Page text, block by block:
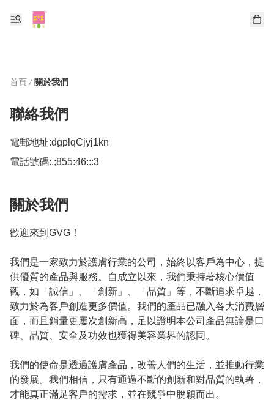
首頁 / 關於我們
聯絡我們
電郵地址:dgplqCjyj1kn
電話號碼:.;855:46:::3
關於我們
歡迎來到GVG！
我們是一家致力於護膚行業的公司，始終以客戶為中心，提
供優質的產品與服務。自成立以來，我們秉持著核心價值
觀，如「誠信」、「創新」、「品質」等，不斷追求卓越，
致力於為客戶創造更多價值。我們的產品已融入各大消費層
面，而且銷量更屢次創新高，足以證明本公司產品無論是口
碑、品質、安全及功效也獲得美容業界的認同。
我們的使命是透過護膚產品，改善人們的生活，並推動行業
的發展。我們相信，只有通過不斷的創新和對品質的執著，
才能真正滿足客戶的需求，並在競爭中脫穎而出。